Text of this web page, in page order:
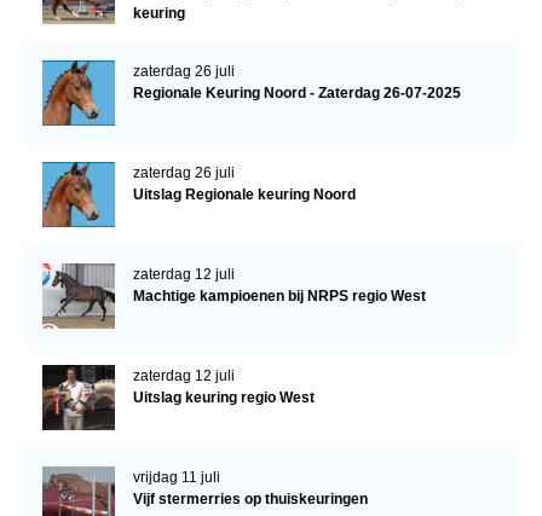
keuring
zaterdag 26 juli
Regionale Keuring Noord - Zaterdag 26-07-2025
zaterdag 26 juli
Uitslag Regionale keuring Noord
zaterdag 12 juli
Machtige kampioenen bij NRPS regio West
zaterdag 12 juli
Uitslag keuring regio West
vrijdag 11 juli
Vijf stermerries op thuiskeuringen